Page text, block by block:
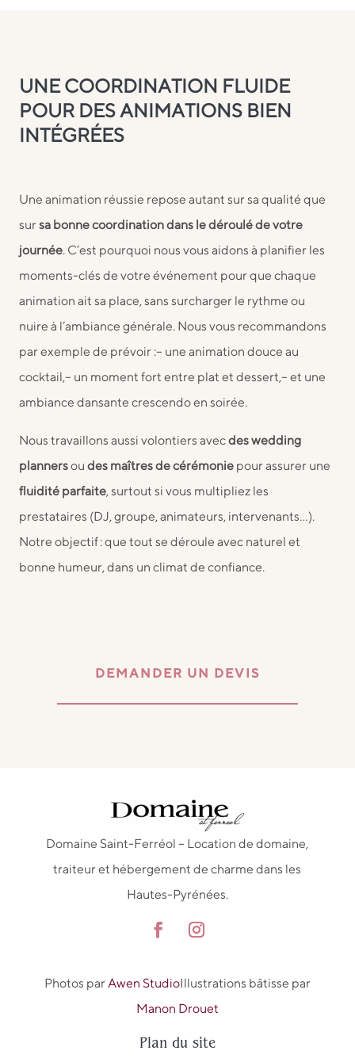
UNE COORDINATION FLUIDE
POUR DES ANIMATIONS BIEN
INTÉGRÉES
Une animation réussie repose autant sur sa qualité que
sursa bonne coordination dans le déroulé de votre
journée. C’est pourquoi nous vous aidons à planifier les
moments-clés de votre événement pour que chaque
animation ait sa place, sans surcharger le rythme ou
nuire à l’ambiance générale. Nous vous recommandons
par exemple de prévoir :– une animation douce au
cocktail,– un moment fort entre plat et dessert,– et une
ambiance dansante crescendo en soirée.
Nous travaillons aussi volontiers avecdes wedding
plannersou des maîtres de cérémonie pour assurer une
fluidité parfaite, surtout si vous multipliez les
prestataires (DJ, groupe, animateurs, intervenants…).
Notre objectif : que tout se déroule avec naturel et
bonne humeur, dans un climat de confiance.
DEMANDER UN DEVIS
Domaine Saint-Ferréol – Location de domaine,
traiteur et hébergement de charme dans les
Hautes-Pyrénées.
Photos par Awen StudioIllustrations bâtisse par
Manon Drouet
Plan du site